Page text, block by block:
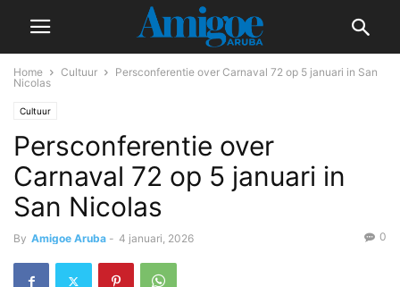
Home Cultuur
Persconferentie over Carnaval 72 op 5 januari in San
Nicolas
Cultuur
Persconferentie over
Carnaval 72 op 5 januari in
San Nicolas
By Amigoe Aruba - 4 januari, 2026 0